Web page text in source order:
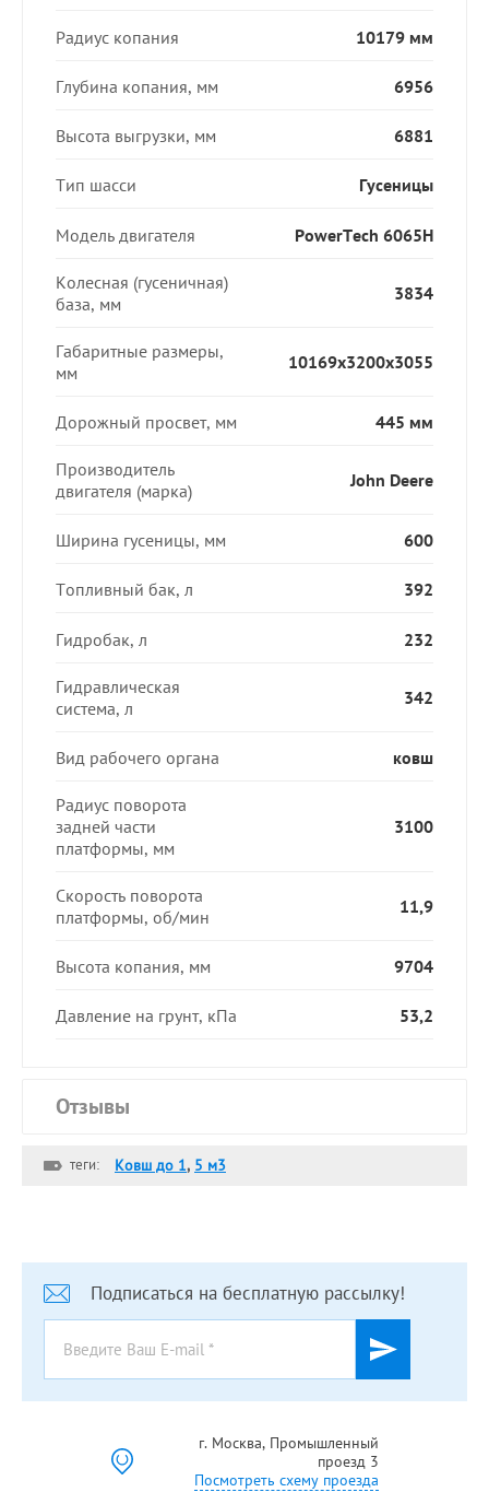
Радиус копания 10179 мм
Глубина копания, мм 6956
Высота выгрузки, мм 6881
Тип шасси Гусеницы
Модель двигателя PowerTech 6065Н
Колесная (гусеничная)
база, мм
3834
Габаритные размеры,
мм
10169x3200x3055
Дорожный просвет, мм 445 мм
Производитель
двигателя (марка)
John Deere
Ширина гусеницы, мм 600
Топливный бак, л 392
Гидробак, л 232
Гидравлическая
система, л
342
Вид рабочего органа ковш
Радиус поворота
задней части
платформы, мм
3100
Скорость поворота
платформы, об/мин
11,9
Высота копания, мм 9704
Давление на грунт, кПа 53,2
Отзывы
теги: Ковш до 1, 5 м3
Подписаться на бесплатную рассылку!
г. Москва, Промышленный
проезд 3
Посмотреть схему проезда